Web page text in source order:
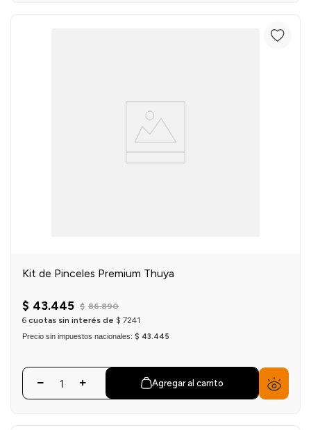
Kit de Pinceles Premium Thuya
$ 43.445 $ 86.890
6 cuotas sin interés de $ 7241
Precio sin impuestos nacionales: $ 43.445
Agregar al carrito